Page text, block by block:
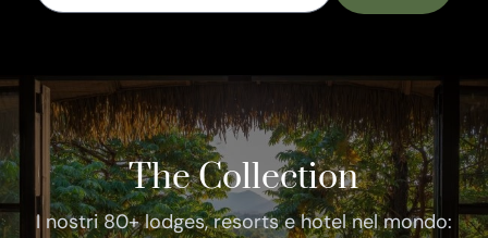
The Collection
I nostri 80+ lodges, resorts e hotel nel mondo: